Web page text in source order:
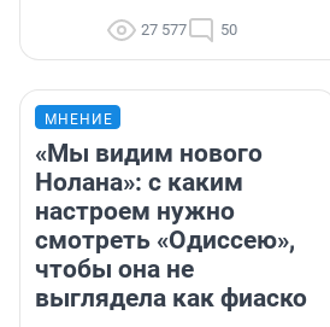
27 577 50
МНЕНИЕ
«Мы видим нового
Нолана»: с каким
настроем нужно
смотреть «Одиссею»,
чтобы она не
выглядела как фиаско